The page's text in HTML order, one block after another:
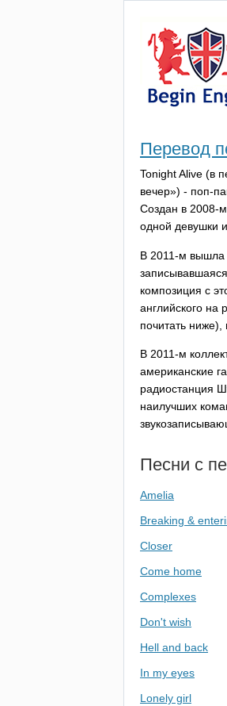
Перевод
TonightAlive (в
вечер») - поп-
Создан в 2008-
одной девушки
В 2011-м вышла
композиция с
английского на
почитать ниже),
В 2011-м
американские
радиостанция
наилучших
Песни с
Amelia
Breaking &
Closer
Come home
Complexes
Don't wish
Hell and back
In my eyes
Lonely girl